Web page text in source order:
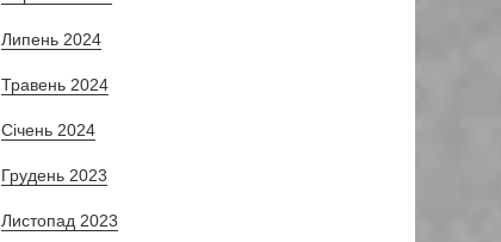
Липень 2024
Травень 2024
Січень 2024
Грудень 2023
Листопад 2023